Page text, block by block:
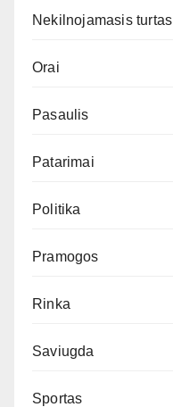
Nekilnojamasis turtas
Orai
Pasaulis
Patarimai
Politika
Pramogos
Rinka
Saviugda
Sportas